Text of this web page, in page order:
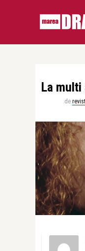
La multi
de